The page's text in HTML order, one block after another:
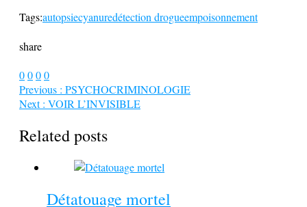
Tags:autopsiecyanuredétection drogueempoisonnement
share
0000
Previous : PSYCHOCRIMINOLOGIE
Next : VOIR L’INVISIBLE
Related posts
Détatouage mortel